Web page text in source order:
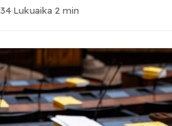
·Lukuaika 2 min